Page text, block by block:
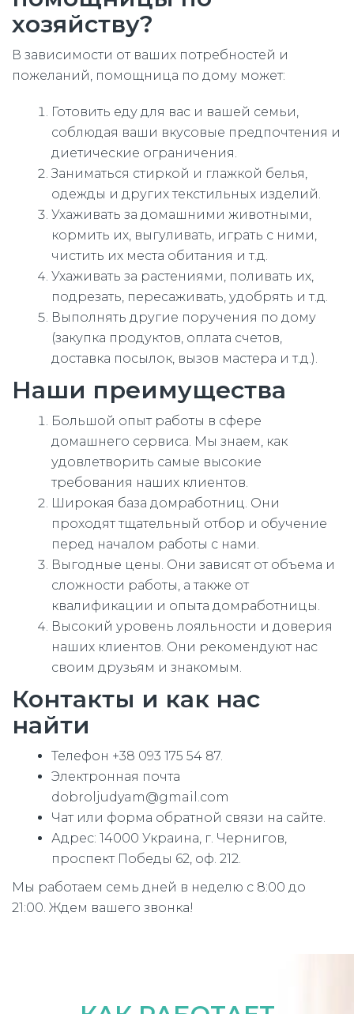
хозяйству?
В зависимости от ваших потребностей и
пожеланий, помощница по дому может:
Готовить еду для вас и вашей семьи,
соблюдая ваши вкусовые предпочтения и
диетические ограничения.
Заниматься стиркой и глажкой белья,
одежды и других текстильных изделий.
Ухаживать за домашними животными,
кормить их, выгуливать, играть с ними,
чистить их места обитания и т.д.
Ухаживать за растениями, поливать их,
подрезать, пересаживать, удобрять и т.д.
Выполнять другие поручения по дому
(закупка продуктов, оплата счетов,
доставка посылок, вызов мастера и т.д.).
Наши преимущества
Большой опыт работы в сфере
домашнего сервиса. Мы знаем, как
удовлетворить самые высокие
требования наших клиентов.
Широкая база домработниц. Они
проходят тщательный отбор и обучение
перед началом работы с нами.
Выгодные цены. Они зависят от объема и
сложности работы, а также от
квалификации и опыта домработницы.
Высокий уровень лояльности и доверия
наших клиентов. Они рекомендуют нас
своим друзьям и знакомым.
Контакты и как нас
найти
Телефон +38 093 175 54 87.
Электронная почта
dobroljudyam@gmail.com
Чат или форма обратной связи на сайте.
Адрес: 14000 Украина, г. Чернигов,
проспект Победы 62, оф. 212.
Мы работаем семь дней в неделю с 8:00 до
21:00. Ждем вашего звонка!